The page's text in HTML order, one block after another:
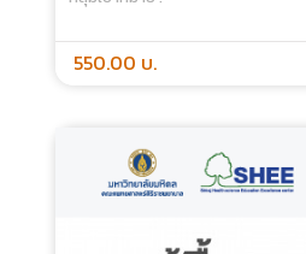
การแสดงอาการทางระบบ
ประเภท :